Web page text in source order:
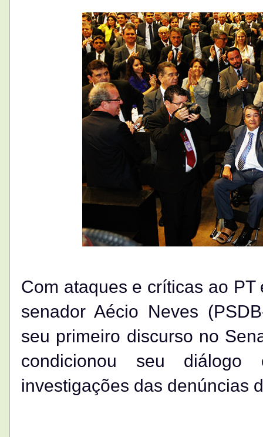
Com ataques e críticas ao
senador Aécio Neves
seu primeiro discurso no
condicionou seu
investigações das denúncias